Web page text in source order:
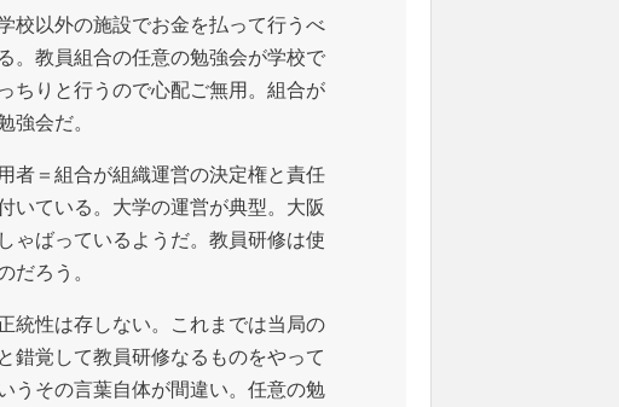
校以外の施設でお金を払って行うべ
。教員組合の任意の勉強会が学校で
ちりと行うので心配ご無用。組合が
強会だ。
者＝組合が組織運営の決定権と責任
いている。大学の運営が典型。大阪
ゃばっているようだ。教員研修は使
だろう。
統性は存しない。これまでは当局の
錯覚して教員研修なるものをやって
うその言葉自体が間違い。任意の勉